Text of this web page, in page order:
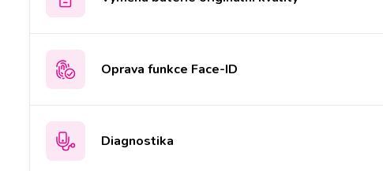
Oprava funkce Face-ID
Diagnostika